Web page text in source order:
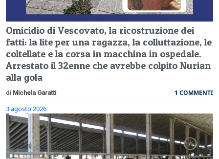
Omicidio di Vescovato, la ricostruzione dei
fatti: la lite per una ragazza, la colluttazione, le
coltellate e la corsa in macchina in ospedale.
Arrestato il 32enne che avrebbe colpito Nurian
alla gola
di Michela Garatti 1 COMMENTI
3 agosto 2026